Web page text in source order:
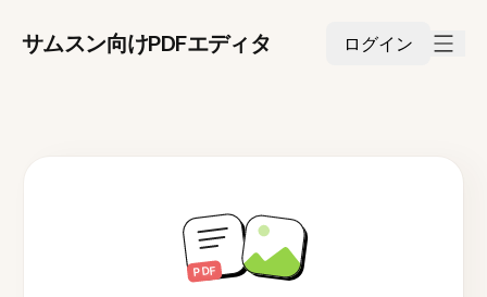
サムスン向けPDFエディタ ログイン